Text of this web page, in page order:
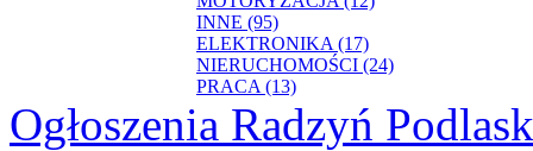
INNE (95)
ELEKTRONIKA (17)
NIERUCHOMOŚCI (24)
PRACA (13)
Ogłoszenia Radzyń